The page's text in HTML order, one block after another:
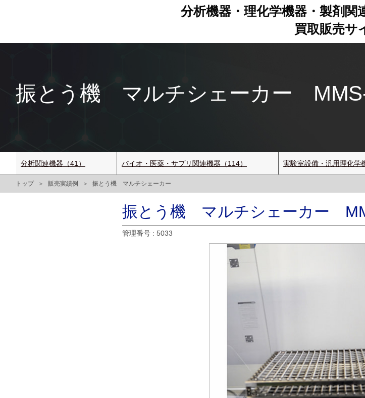
分析機器・理化学機器・製剤関
買取販売サ
振とう機 マルチシェーカー
分析関連機器（41） バイオ・医薬・サプリ関連機器（114） 実験室設備・汎用理化学
トップ 販売実績例 振とう機 マルチシェーカー
振とう機 マルチシェーカー
管理番号 : 5033